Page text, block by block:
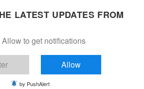
LATEST UPDATES FROM
to get notifications
Allow
by PushAlert